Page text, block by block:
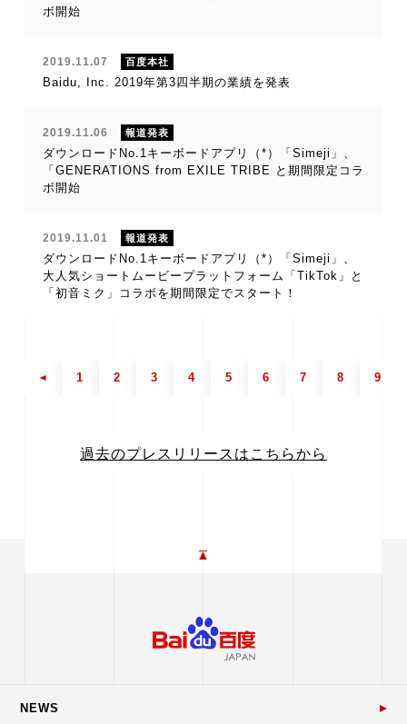
ボ開始
2019.11.07 百度本社
Baidu, Inc. 2019年第3四半期の業績を発表
2019.11.06 報道発表
ダウンロードNo.1キーボードアプリ（*）「Simeji」、
「GENERATIONS from EXILE TRIBE と期間限定コラ
ボ開始
2019.11.01 報道発表
ダウンロードNo.1キーボードアプリ（*）「Simeji」、
大人気ショートムービープラットフォーム「TikTok」と
「初音ミク」コラボを期間限定でスタート！
1 2 3 4 5 6 7 8 9
過去のプレスリリースはこちらから
NEWS